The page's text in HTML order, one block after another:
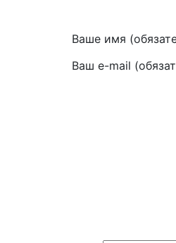
Ваше имя
Ваш e-mail